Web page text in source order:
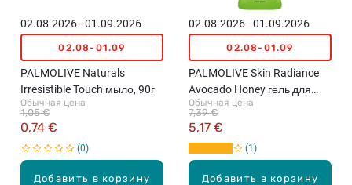
Добавить в корзину
02.08.2026 - 01.09.2026
02.08-01.09
PALMOLIVE Naturals
Irresistible Touch мыло, 90г
Обычная цена
0,74 €
1,05 €
0
Добавить в корзину
02.08.2026 - 01.09.2026
02.08-01.09
PALMOLIVE Skin Radiance
Avocado Honey гель для
душа, 500мл
Обычная цена
5,17 €
7,39 €
1